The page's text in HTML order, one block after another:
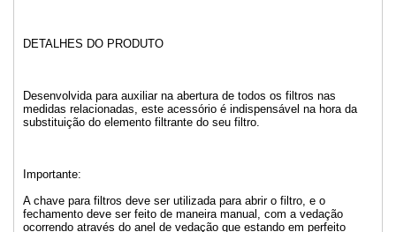
DETALHES DO PRODUTO
Desenvolvida para auxiliar na abertura de todos os filtros nas
medidas relacionadas, este acessório é indispensável na hora da
substituição do elemento filtrante do seu filtro.
Importante:
A chave para filtros deve ser utilizada para abrir o filtro, e o
fechamento deve ser feito de maneira manual, com a vedação
ocorrendo através do anel de vedação que estando em perfeito